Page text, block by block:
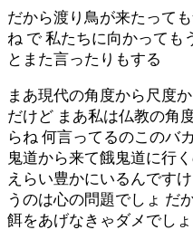
だから渡り鳥が来たって
ね で 私たちに向かっても
とまた言ったりもする
まあ現代の角度から尺度
だけど まあ私は仏教の角
らね 何言ってるのこのバ
鬼道から来て餓鬼道に行
えらい豊かにいるんです
うのは心の問題でしょ だ
餌をあげなきゃダメでし